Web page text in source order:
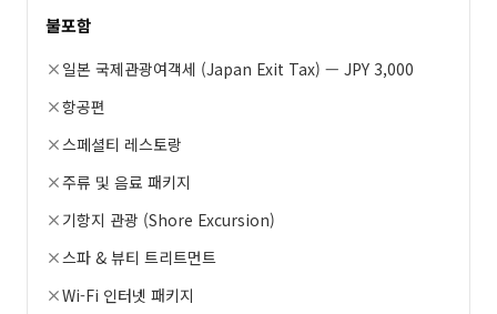
불포함
일본 국제관광여객세 (Japan Exit Tax) — JPY 3,000
항공편
스페셜티 레스토랑
주류 및 음료 패키지
기항지 관광 (Shore Excursion)
스파 & 뷰티 트리트먼트
Wi-Fi 인터넷 패키지